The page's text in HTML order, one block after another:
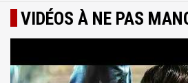
VIDÉOS À NE PAS